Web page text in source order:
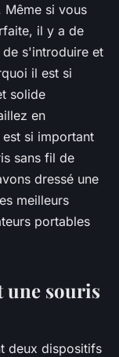
si vous
il y a de
s'introduire et
il est si
solide
en
si important
sans fil de
dressé une
meilleurs
portables
une souris
deux dispositifs